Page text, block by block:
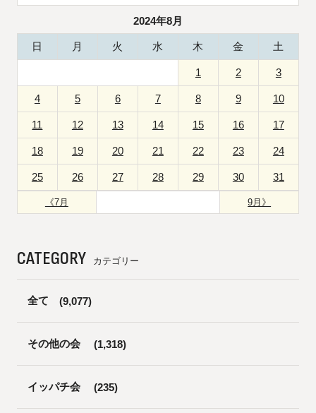
2024年8月
日 月 火 水 木 金 土
1 2 3
4 5 6 7 8 9 10
11 12 13 14 15 16 17
18 19 20 21 22 23 24
25 26 27 28 29 30 31
《7月 9月》
CATEGORY カテゴリー
全て (9,077)
その他の会 (1,318)
イッパチ会 (235)